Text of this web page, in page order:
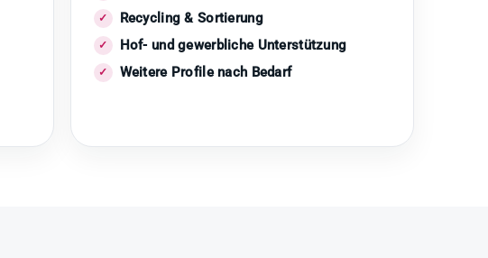
Recycling & Sortierung
Hof- und gewerbliche Unterstützung
Weitere Profile nach Bedarf